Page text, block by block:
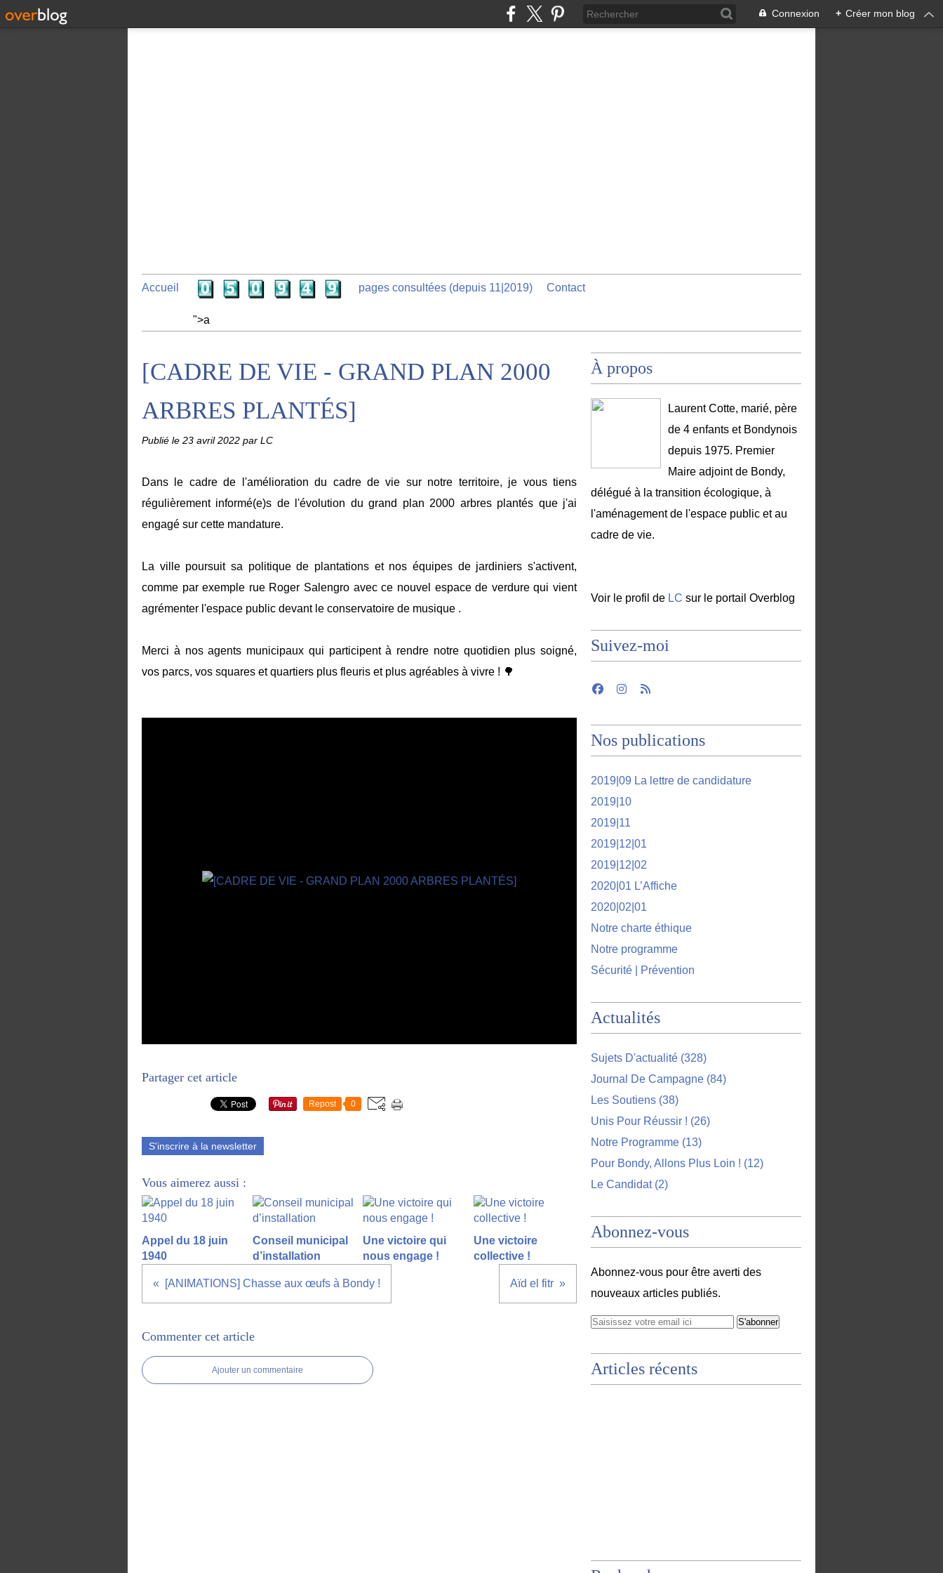
Connexion + Créer mon blog
Accueil
">a
pages consultées (depuis 11|2019) Contact
[CADRE DE VIE - GRAND PLAN 2000
ARBRES PLANTÉS]
Publié le 23 avril 2022 par LC
Dans le cadre de l'amélioration du cadre de vie sur notre territoire, je vous tiens
régulièrement informé(e)s de l'évolution du grand plan 2000 arbres plantés que j'ai
engagé sur cette mandature.
La ville poursuit sa politique de plantations et nos équipes de jardiniers s'activent,
comme par exemple rue Roger Salengro avec ce nouvel espace de verdure qui vient
agrémenter l'espace public devant le conservatoire de musique .
Merci à nos agents municipaux qui participent à rendre notre quotidien plus soigné,
vos parcs, vos squares et quartiers plus fleuris et plus agréables à vivre ! 🌳
Partager cet article
Repost 0
S'inscrire à la newsletter
Vous aimerez aussi :
Appel du 18 juin
1940
Conseil municipal
d’installation
Une victoire qui
nous engage !
Une victoire
collective !
[ANIMATIONS] Chasse aux œufs à Bondy ! Aïd el fitr
Commenter cet article
Ajouter un commentaire
À propos
Laurent Cotte, marié, père
de 4 enfants et Bondynois
depuis 1975. Premier
Maire adjoint de Bondy,
délégué à la transition écologique, à
l'aménagement de l'espace public et au
cadre de vie.
Voir le profil de LC sur le portail Overblog
Suivez-moi
Nos publications
2019|09 La lettre de candidature
2019|10
2019|11
2019|12|01
2019|12|02
2020|01 L’Affiche
2020|02|01
Notre charte éthique
Notre programme
Sécurité | Prévention
Actualités
Sujets D'actualité (328)
Journal De Campagne (84)
Les Soutiens (38)
Unis Pour Réussir ! (26)
Notre Programme (13)
Pour Bondy, Allons Plus Loin ! (12)
Le Candidat(2)
Abonnez-vous
Abonnez-vous pour être averti des
nouveaux articles publiés.
Articles récents